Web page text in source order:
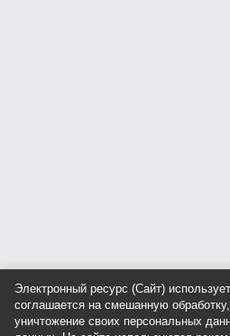
Электронный ресурс (Сайт)
соглашается на смешанную
уничтожение своих персональных